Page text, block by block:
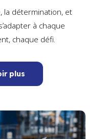
la détermination, et
à chaque
chaque défi.
plus